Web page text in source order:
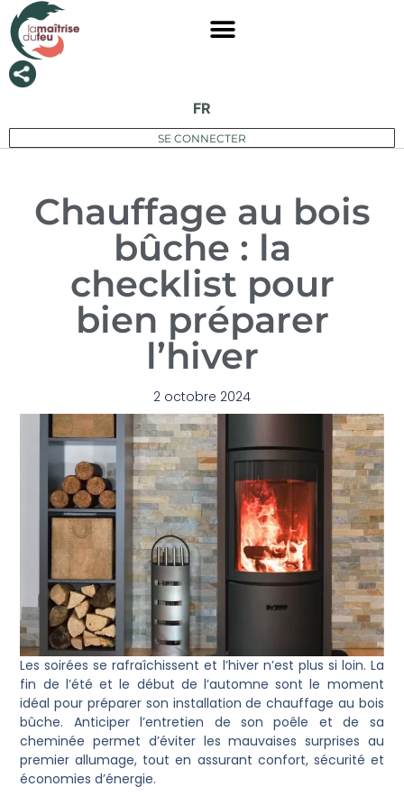
FR
SE CONNECTER
Chauffage au bois
bûche : la
checklist pour
bien préparer
l’hiver
2 octobre 2024
Les soirées se rafraîchissent et l’hiver n’est plus si loin. La
fin de l’été et le début de l’automne sont le moment
idéal pour préparer son installation de chauffage au bois
bûche. Anticiper l’entretien de son poêle et de sa
cheminée permet d’éviter les mauvaises surprises au
premier allumage, tout en assurant confort, sécurité et
économies d’énergie.